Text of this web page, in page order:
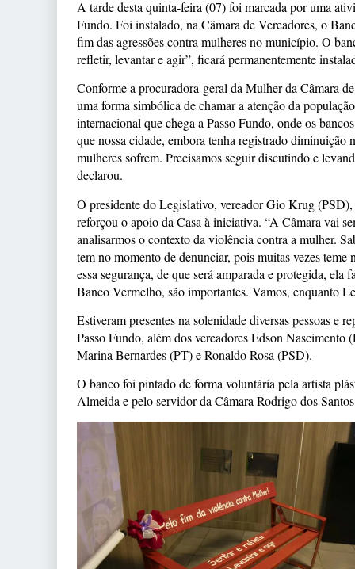
A tarde desta quinta-feira (07) foi marcada por uma
Fundo. Foi instalado, na Câmara de Vereadores, o
fim das agressões contra mulheres no município. O
refletir, levantar e agir”, ficará permanentemente
Conforme a procuradora-geral da Mulher da Câmara
uma forma simbólica de chamar a atenção da
internacional que chega a Passo Fundo, onde os
que nossa cidade, embora tenha registrado
mulheres sofrem. Precisamos seguir discutindo e
declarou.
O presidente do Legislativo, vereador Gio Krug
reforçou o apoio da Casa à iniciativa. “A Câmara vai
analisarmos o contexto da violência contra a mulher.
tem no momento de denunciar, pois muitas vezes
essa segurança, de que será amparada e protegida,
Banco Vermelho, são importantes. Vamos, enquanto
Estiveram presentes na solenidade diversas pessoas e
Passo Fundo, além dos vereadores Edson
Marina Bernardes (PT) e Ronaldo Rosa (PSD).
O banco foi pintado de forma voluntária pela artista
Almeida e pelo servidor da Câmara Rodrigo dos